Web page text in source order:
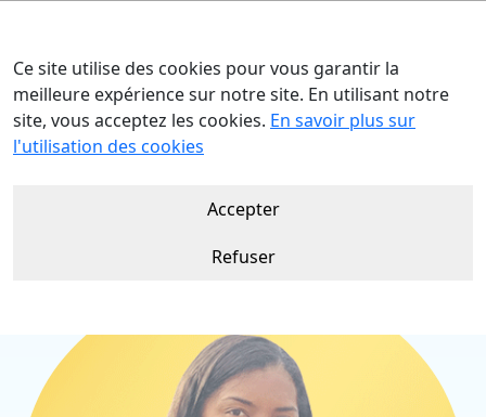
Accueil Nos talents
Ce site utilise des cookies pour vous garantir la
meilleure expérience sur notre site. En utilisant notre
site, vous acceptez les cookies. En savoir plus sur
l'utilisation des cookies
Refuser
Accepter